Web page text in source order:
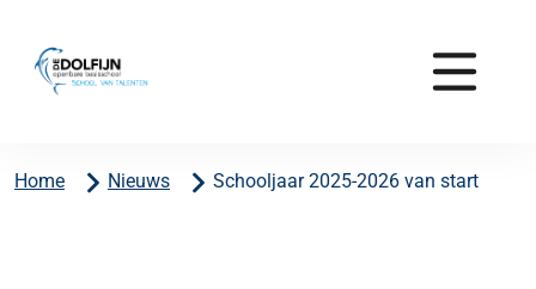
Home Nieuws Schooljaar 2025-2026 van start